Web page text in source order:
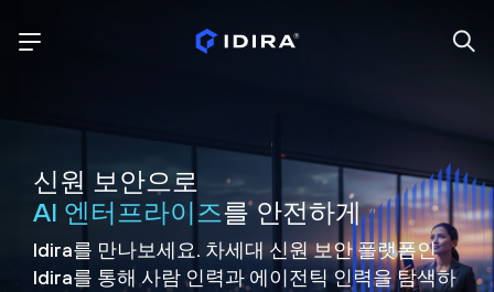
신원 보안으로
AI 엔터프라이즈를 안전하게
Idira를 만나보세요. 차세대 신원보안 플랫폼인
Idira를 통해 사람 인력과 에이전틱 인력을탐색하